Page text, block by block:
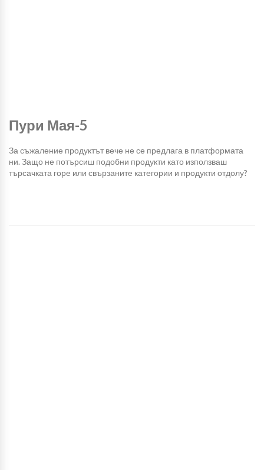
Пури Мая-5
За съжаление продуктът вече не се предлага в платформата
ни. Защо не потърсиш подобни продукти като използваш
търсачката горе или свързаните категории и продукти отдолу?